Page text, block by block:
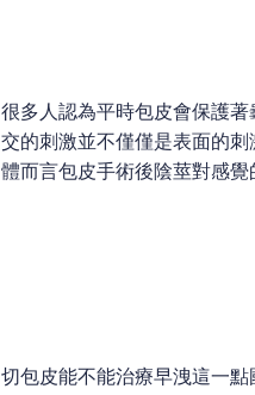
很多人認為平時包皮會保護
交的刺激並不僅僅是表面的
體而言包皮手術後陰莖對感
切包皮能不能治療早洩這一